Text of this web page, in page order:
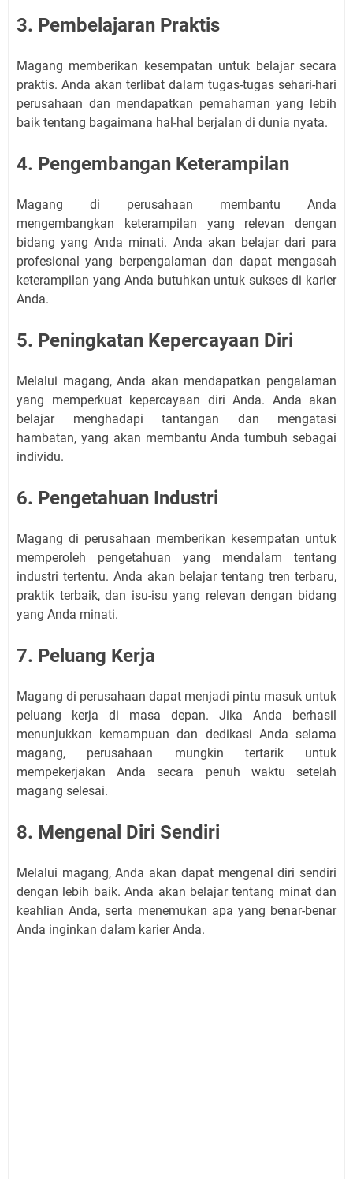
3. Pembelajaran Praktis
Magang memberikan kesempatan untuk belajar secara
praktis. Anda akan terlibat dalam tugas-tugas sehari-hari
perusahaan dan mendapatkan pemahaman yang lebih
baik tentang bagaimana hal-hal berjalan di dunia nyata.
4. Pengembangan Keterampilan
Magang di perusahaan membantu Anda
mengembangkan keterampilan yang relevan dengan
bidang yang Anda minati. Anda akan belajar dari para
profesional yang berpengalaman dan dapat mengasah
keterampilan yang Anda butuhkan untuk sukses di karier
Anda.
5. Peningkatan Kepercayaan Diri
Melalui magang, Anda akan mendapatkan pengalaman
yang memperkuat kepercayaan diri Anda. Anda akan
belajar menghadapi tantangan dan mengatasi
hambatan, yang akan membantu Anda tumbuh sebagai
individu.
6. Pengetahuan Industri
Magang di perusahaan memberikan kesempatan untuk
memperoleh pengetahuan yang mendalam tentang
industri tertentu. Anda akan belajar tentang tren terbaru,
praktik terbaik, dan isu-isu yang relevan dengan bidang
yang Anda minati.
7. Peluang Kerja
Magang di perusahaan dapat menjadi pintu masuk untuk
peluang kerja di masa depan. Jika Anda berhasil
menunjukkan kemampuan dan dedikasi Anda selama
magang, perusahaan mungkin tertarik untuk
mempekerjakan Anda secara penuh waktu setelah
magang selesai.
8. Mengenal Diri Sendiri
Melalui magang, Anda akan dapat mengenal diri sendiri
dengan lebih baik. Anda akan belajar tentang minat dan
keahlian Anda, serta menemukan apa yang benar-benar
Anda inginkan dalam karier Anda.